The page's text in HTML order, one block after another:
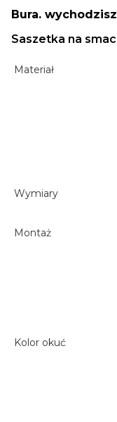
Bura.
Saszetka na
Materiał
Wymiary
Montaż
Kolor okuć